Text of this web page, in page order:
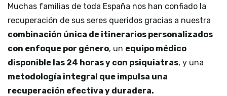
Muchas familias de toda España nos han confiado la
recuperación de sus seres queridos gracias a nuestra
combinación única de itinerarios personalizados
con enfoque por género, un equipo médico
disponible las 24 horas y con psiquiatras, y una
metodología integral que impulsa una
recuperación efectiva y duradera.